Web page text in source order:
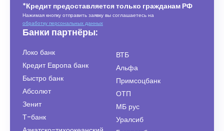
*Кредит предоставляется только гражданам РФ
Нажимая кнопку отправить заявку вы соглашаетесь на
обработку персональных данных
Банки партнёры:
Локо банк
Кредит Европа банк
Быстро банк
Абсолют
Зенит
Т-банк
ВТБ
Альфа
Примсоцбанк
ОТП
МБ рус
Уралсиб